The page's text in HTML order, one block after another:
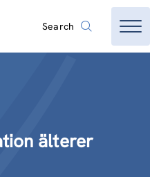
Search
älterer